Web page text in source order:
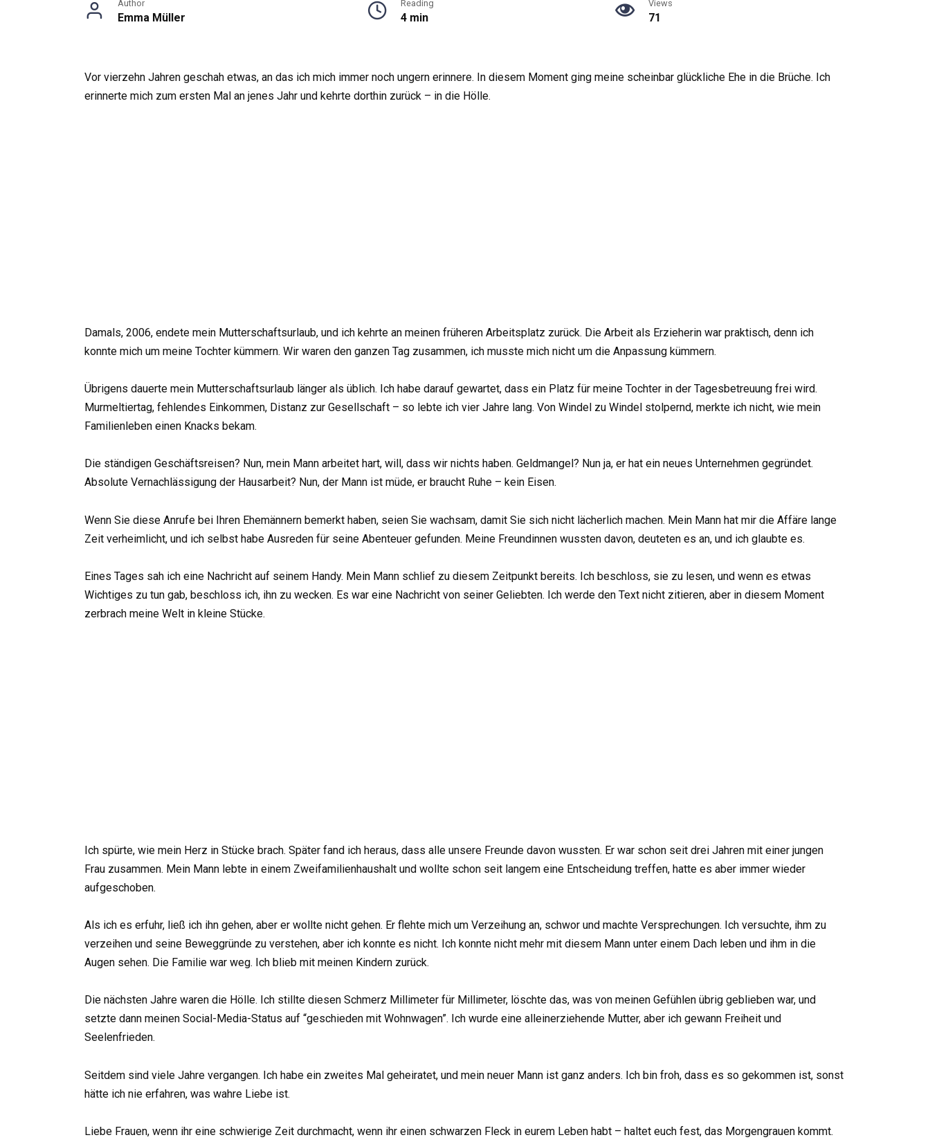
Author
Emma Müller
Reading
4 min
Views
71
Vor vierzehn Jahren geschah etwas, an das ich mich immer noch ungern erinnere. In diesem Moment ging meine scheinbar glückliche Ehe in die Brüche. Ich
erinnerte mich zum ersten Mal an jenes Jahr und kehrte dorthin zurück – in die Hölle.
Damals, 2006, endete mein Mutterschaftsurlaub, und ich kehrte an meinen früheren Arbeitsplatz zurück. Die Arbeit als Erzieherin war praktisch, denn ich
konnte mich um meine Tochter kümmern. Wir waren den ganzen Tag zusammen, ich musste mich nicht um die Anpassung kümmern.
Übrigens dauerte mein Mutterschaftsurlaub länger als üblich. Ich habe darauf gewartet, dass ein Platz für meine Tochter in der Tagesbetreuung frei wird.
Murmeltiertag, fehlendes Einkommen, Distanz zur Gesellschaft – so lebte ich vier Jahre lang. Von Windel zu Windel stolpernd, merkte ich nicht, wie mein
Familienleben einen Knacks bekam.
Die ständigen Geschäftsreisen? Nun, mein Mann arbeitet hart, will, dass wir nichts haben. Geldmangel? Nun ja, er hat ein neues Unternehmen gegründet.
Absolute Vernachlässigung der Hausarbeit? Nun, der Mann ist müde, er braucht Ruhe – kein Eisen.
Wenn Sie diese Anrufe bei Ihren Ehemännern bemerkt haben, seien Sie wachsam, damit Sie sich nicht lächerlich machen. Mein Mann hat mir die Affäre lange
Zeit verheimlicht, und ich selbst habe Ausreden für seine Abenteuer gefunden. Meine Freundinnen wussten davon, deuteten es an, und ich glaubte es.
Eines Tages sah ich eine Nachricht auf seinem Handy. Mein Mann schlief zu diesem Zeitpunkt bereits. Ich beschloss, sie zu lesen, und wenn es etwas
Wichtiges zu tun gab, beschloss ich, ihn zu wecken. Es war eine Nachricht von seiner Geliebten. Ich werde den Text nicht zitieren, aber in diesem Moment
zerbrach meine Welt in kleine Stücke.
Ich spürte, wie mein Herz in Stücke brach. Später fand ich heraus, dass alle unsere Freunde davon wussten. Er war schon seit drei Jahren mit einer jungen
Frau zusammen. Mein Mann lebte in einem Zweifamilienhaushalt und wollte schon seit langem eine Entscheidung treffen, hatte es aber immer wieder
aufgeschoben.
Als ich es erfuhr, ließ ich ihn gehen, aber er wollte nicht gehen. Er flehte mich um Verzeihung an, schwor und machte Versprechungen. Ich versuchte, ihm zu
verzeihen und seine Beweggründe zu verstehen, aber ich konnte es nicht. Ich konnte nicht mehr mit diesem Mann unter einem Dach leben und ihm in die
Augen sehen. Die Familie war weg. Ich blieb mit meinen Kindern zurück.
Die nächsten Jahre waren die Hölle. Ich stillte diesen Schmerz Millimeter für Millimeter, löschte das, was von meinen Gefühlen übrig geblieben war, und
setzte dann meinen Social-Media-Status auf “geschieden mit Wohnwagen”. Ich wurde eine alleinerziehende Mutter, aber ich gewann Freiheit und
Seelenfrieden.
Seitdem sind viele Jahre vergangen. Ich habe ein zweites Mal geheiratet, und mein neuer Mann ist ganz anders. Ich bin froh, dass es so gekommen ist, sonst
hätte ich nie erfahren, was wahre Liebe ist.
Liebe Frauen, wenn ihr eine schwierige Zeit durchmacht, wenn ihr einen schwarzen Fleck in eurem Leben habt – haltet euch fest, das Morgengrauen kommt.